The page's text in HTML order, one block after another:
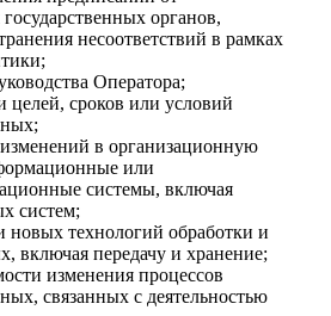
органов,
несоответствий в рамках
Оператора;
целей, сроков или условий
в организационную
или
системы, включая
систем;
новых технологий обработки и
включая передачу и хранение;
изменения процессов
связанных с деятельностью